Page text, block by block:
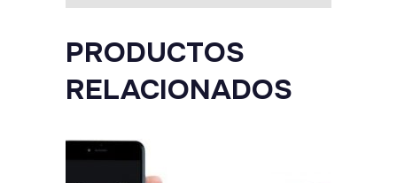
PRODUCTOS
RELACIONADOS